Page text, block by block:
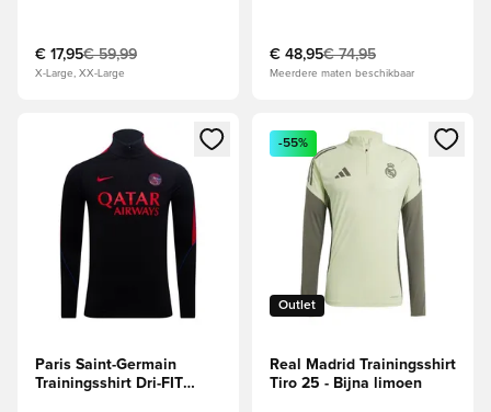
€ 17,95€ 59,99
X-Large, XX-Large
€ 48,95€ 74,95
Meerdere maten beschikbaar
Opent een venster om in te loggen of je aan te melden als
Paris Saint-Germain
Trainingsshirt Dri-FIT
Opent een venster om in te
Outlet
-55%
Real Madrid Trainingsshirt
Tiro 25 - Bijna limoen